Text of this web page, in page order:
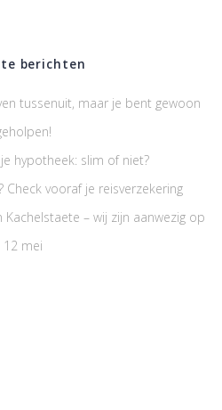
berichten
tussenuit, maar je bent gewoon
hypotheek: slim of niet?
Check vooraf je reisverzekering
– wij zijn aanwezig op
12 mei